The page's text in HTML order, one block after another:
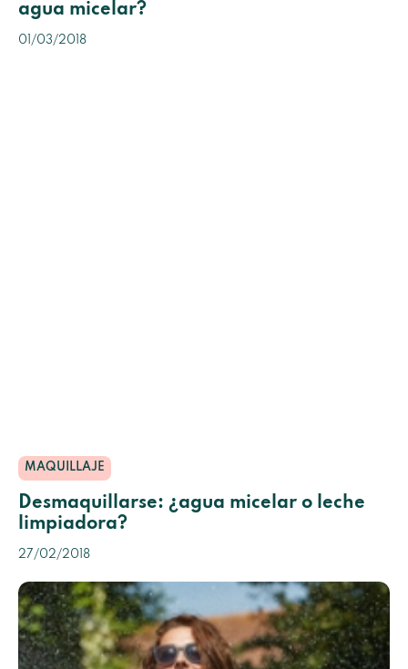
agua micelar?
01/03/2018
MAQUILLAJE
Desmaquillarse: ¿agua micelar o leche
limpiadora?
27/02/2018